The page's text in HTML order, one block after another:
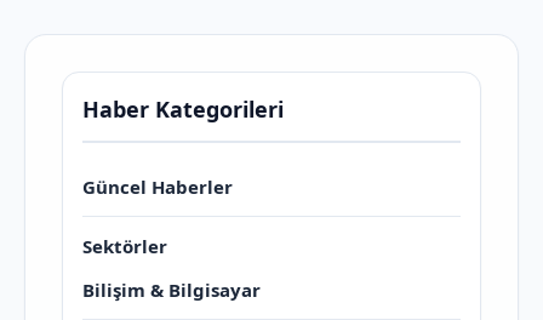
Haber Kategorileri
Güncel Haberler
Sektörler
Bilişim & Bilgisayar